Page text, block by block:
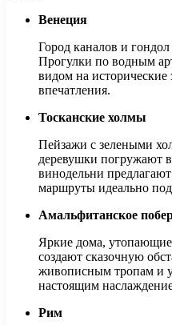
Венеция
Город каналов и
Прогулки по водным
видом на исторические
впечатления.
Тосканские холмы
Пейзажи с зелеными
деревушки погружают
винодельни
маршруты идеально
Амальфитанское
Яркие дома, утопающие
создают сказочную
живописным тропам и
настоящим
Рим